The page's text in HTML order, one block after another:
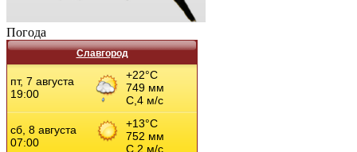
Погода
Славгород